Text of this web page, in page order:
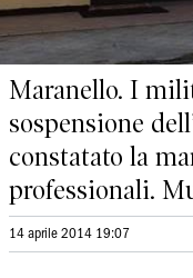
Maranello. I
sospensione
constatato la
professionali.
14 aprile 2014 19:07